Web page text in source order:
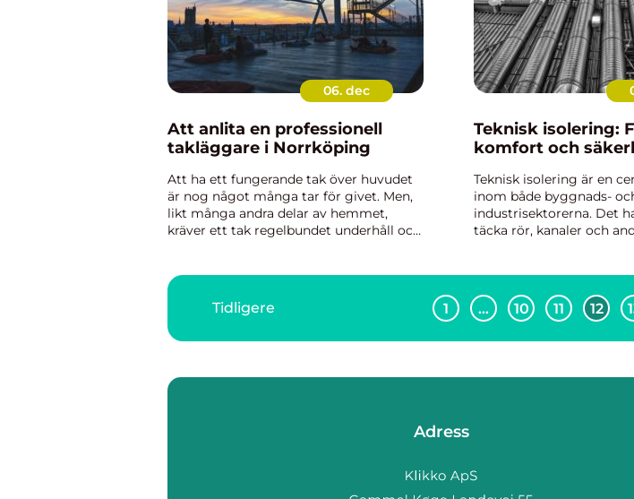
06. dec
Att anlita en professionell
takläggare i Norrköping
Att ha ett fungerande tak över huvudet
är nog något många tar för givet. Men,
likt många andra delar av hemmet,
kräver ett tak regelbundet underhåll och
Teknisk isolering:
komfort och
Teknisk isolering är en
inom både byggnads-
industrisektorerna. Det
täcka rör, kanaler och
Tidligere 1 … 10 11 12
Adress